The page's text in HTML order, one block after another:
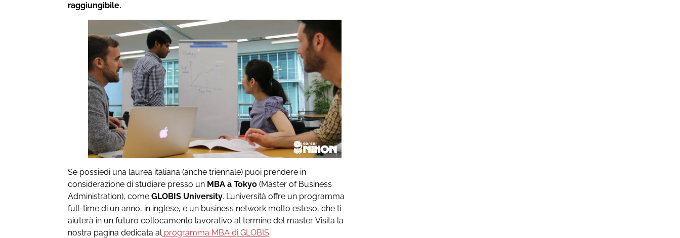
raggiungibile.
Se possiedi una laurea italiana (anche triennale) puoi prendere in
considerazione di studiare presso un MBA a Tokyo (Master of Business
Administration), comeGLOBIS University. L’università offre un programma
full-time di un anno, in inglese, e un business network molto esteso, che ti
aiuterà in un futuro collocamento lavorativo al termine del master. Visita la
nostra pagina dedicata al programma MBA di GLOBIS.